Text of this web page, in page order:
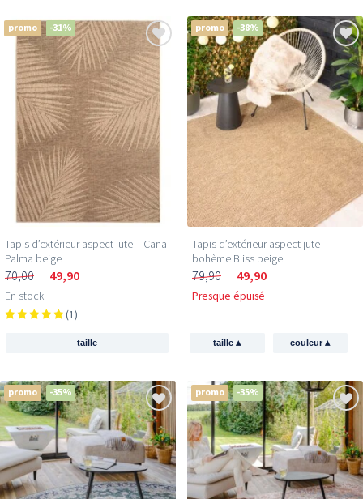
promo -31%
Tapis d’extérieur aspect jute – Cana
Palma beige
70,00 49,90
En stock
(1)
taille
promo -38%
Tapis d’extérieur aspect jute –
bohème Bliss beige
79,90 49,90
Presque épuisé
taille▴ couleur▴
promo -35% promo -35%